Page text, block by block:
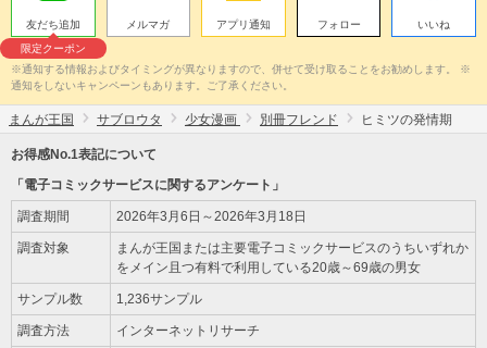
友だち追加
限定クーポン
メルマガ アプリ通知 フォロー いいね
※通知する情報およびタイミングが異なりますので、併せて受け取ることをお勧めします。 ※
通知をしないキャンペーンもあります。ご了承ください。
まんが王国 サブロウタ 少女漫画 別冊フレンド ヒミツの発情期
お得感No.1表記について
「電子コミックサービスに関するアンケート」
調査期間 2026年3月6日～2026年3月18日
調査対象
まんが王国または主要電子コミックサービスのうちいずれか
をメイン且つ有料で利用している20歳～69歳の男女
サンプル数 1,236サンプル
調査方法 インターネットリサーチ